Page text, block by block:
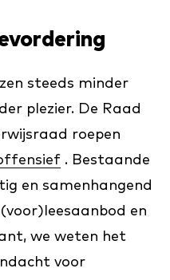
steeds minder
plezier. De Raad
roepen
. Bestaande
en samenhangend
en
we weten het
voor